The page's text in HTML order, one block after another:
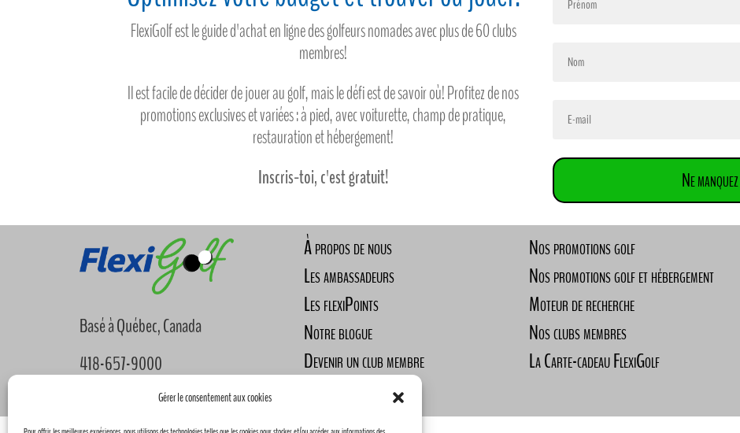
Gérer le consentement aux cookies
FlexiGolf est le guide d'achat en ligne des golfeurs nomades avec plus de 60 clubs
membres!
Il est facile de décider de jouer au golf, mais le défi est de savoir où! Profitez de nos
promotions exclusives et variées : à pied, avec voiturette, champ de pratique,
restauration et hébergement!
Inscris-toi, c'est gratuit!
Ne
Basé à Québec, Canada
418-657-9000
info@flexigolf.ca
À propos de nous
Les ambassadeurs
Les flexiPoints
Notre blogue
Devenir un club membre
Nos promotions golf
Nos promotions golf et hébergement
Moteur de recherche
Nos clubs membres
La Carte-cadeau FlexiGolf